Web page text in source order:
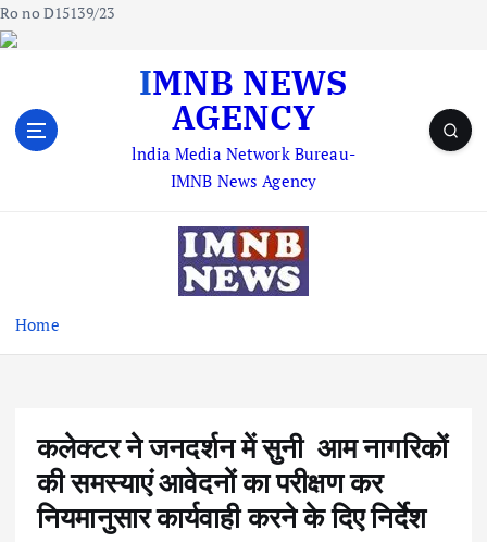
Ro no D15139/23
IMNB NEWS
AGENCY
lndia Media Network Bureau-
IMNB News Agency
Home
कलेक्टर ने जनदर्शन में सुनी आम नागरिकों
की समस्याएं आवेदनों का परीक्षण कर
नियमानुसार कार्यवाही करने के दिए निर्देश